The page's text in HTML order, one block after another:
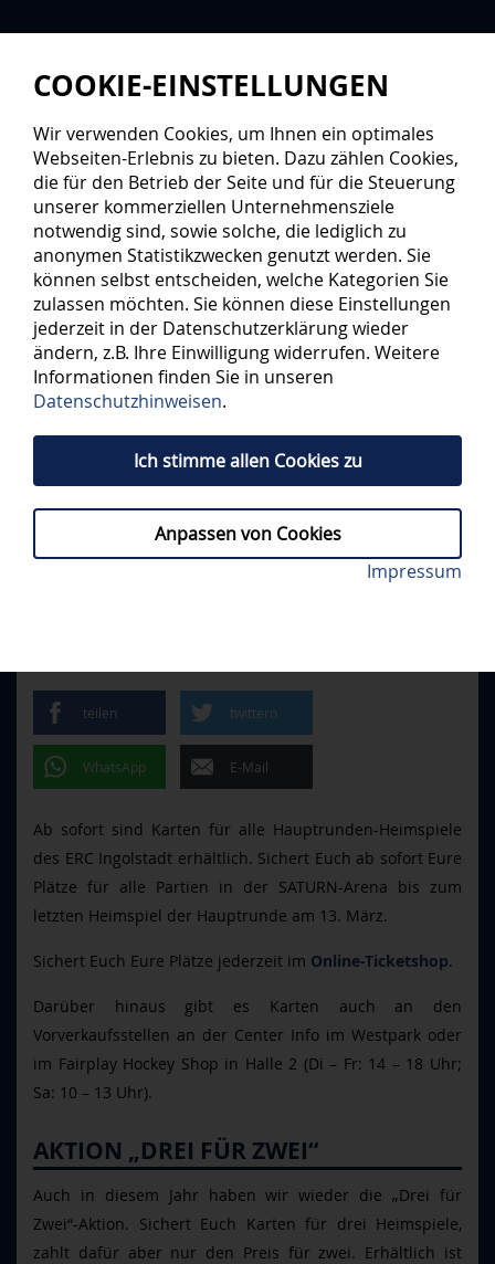
Die Panther live erleben! Foto: Johannes Traub/JT-
// DONNERSTAG, 27.11.2025
teilen twittern
WhatsApp E-Mail
Ab sofort sind Karten für alle Hauptrunden-Heimspiele
des ERC Ingolstadt erhältlich. Sichert Euch ab sofort Eure
Plätze für alle Partien in der SATURN-Arena bis zum
letzten Heimspiel der Hauptrunde am 13. März.
Sichert Euch Eure Plätze jederzeit im Online-Ticketshop.
Darüber hinaus gibt es Karten auch an den
Vorverkaufsstellen an der Center Info im Westpark oder
im Fairplay Hockey Shop in Halle 2 (Di – Fr: 14 – 18 Uhr;
Sa: 10 – 13 Uhr).
AKTION „DREI FÜR ZWEI“
Auch in diesem Jahr haben wir wieder die„Drei für
Zwei“-Aktion. Sichert Euch Karten für drei Heimspiele,
zahlt dafür aber nur den Preis für zwei. Erhältlich ist
COOKIE-EINSTELLUNGEN
Wir verwenden Cookies, um Ihnen ein optimales
Webseiten-Erlebnis zu bieten. Dazu zählen Cookies,
die für den Betrieb der Seite und für die Steuerung
unserer kommerziellen Unternehmensziele
notwendig sind, sowie solche, die lediglich zu
anonymen Statistikzwecken genutzt werden. Sie
können selbst entscheiden, welche Kategorien Sie
zulassen möchten. Sie können diese Einstellungen
jederzeit in der Datenschutzerklärung wieder
ändern, z.B. Ihre Einwilligung widerrufen. Weitere
Informationen finden Sie in unseren
Datenschutzhinweisen.
Ich stimme allen Cookies zu
Anpassen von Cookies
Impressum